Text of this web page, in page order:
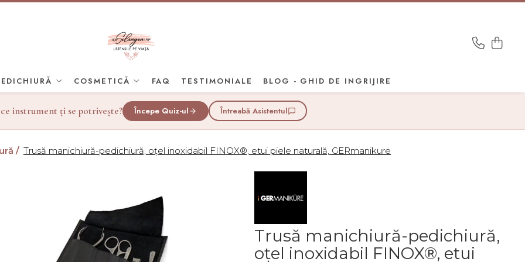
COSMETICĂ FAQ TESTIMONIALE BLOG - GHID DE INGRIJIRE
instrument ți se potrivește? Începe Quiz-ul Întreabă Asistentul
/ Trusă manichiură-pedichiură, oțel inoxidabil FINOX®, etui piele naturală, GERmanikure
Trusă manichiură-pedichiură,
oțel inoxidabil FINOX®, etui